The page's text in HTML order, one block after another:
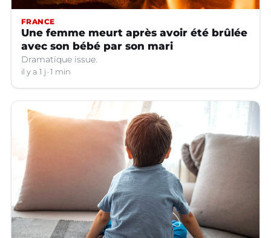
FRANCE
Une femme meurt après avoir été brûlée
avec son bébé par son mari
Dramatique issue.
il y a 1 j 1 min